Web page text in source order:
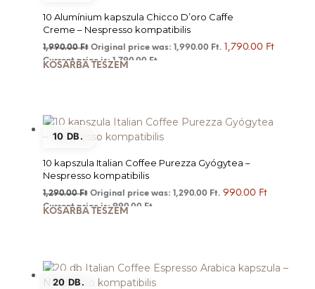
10 Alumínium kapszula Chicco D’oro Caffe
Creme – Nespresso kompatibilis
1,990.00Ft Original price was: 1,990.00 Ft. 1,790.00 Ft
Current price is: 1,790.00 Ft.
KOSÁRBA TESZEM
10 DB.
10 kapszula Italian Coffee Purezza Gyógytea –
Nespresso kompatibilis
1,290.00Ft Original price was: 1,290.00 Ft. 990.00 Ft
Current price is: 990.00 Ft.
KOSÁRBA TESZEM
20 DB.